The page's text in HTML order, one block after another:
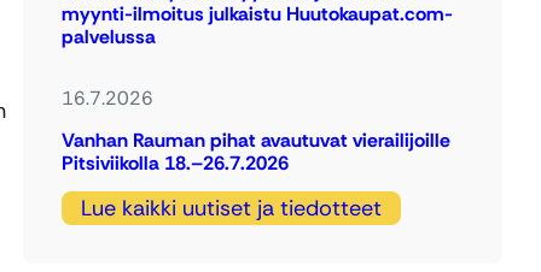
myynti-ilmoitus julkaistu Huutokaupat.com-
palvelussa
16.7.2026
Vanhan Rauman pihat avautuvat vierailijoille
Pitsiviikolla 18.–26.7.2026
Lue kaikki uutiset ja tiedotteet